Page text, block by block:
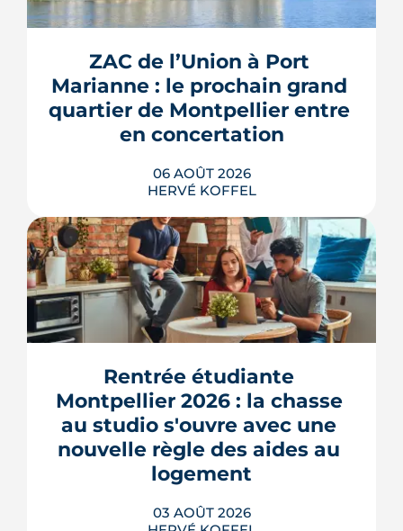
ZAC de l’Union à Port
Marianne : le prochain grand
quartier de Montpellier entre
en concertation
06 AOÛT 2026
HERVÉ KOFFEL
Montpellier prépare la dernière grande
pièce de Port Marianne. La ZAC de
l'Union, entrée dans une nouvelle
phase de concertation, veut
transformer un secteur sans identité en
quartier d'habitat.
LIRE L'ARTICLE
Rentrée étudiante
Montpellier 2026 : la chasse
au studio s'ouvre avec une
nouvelle règle des aides au
logement
03 AOÛT 2026